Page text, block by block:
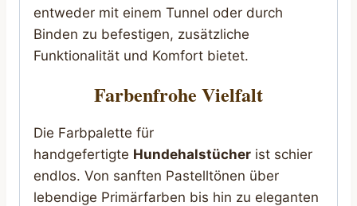
entweder mit einem Tunnel oder durch
Binden zu befestigen, zusätzliche
Funktionalität und Komfort bietet.
Farbenfrohe Vielfalt
Die Farbpalette für
handgefertigte Hundehalstücher ist schier
endlos. Von sanften Pastelltönen über
lebendige Primärfarben bis hin zu eleganten